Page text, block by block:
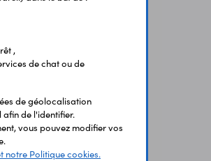
,
de chat ou de
de géolocalisation
de l'identifier.
vous pouvez modifier vos
notre Politique cookies.